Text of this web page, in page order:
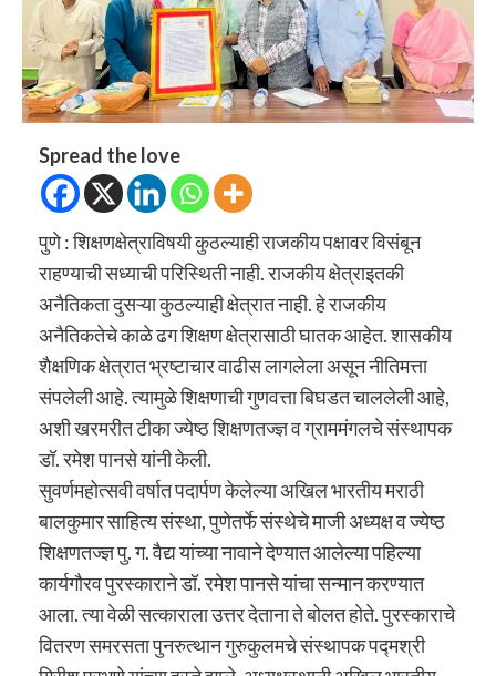
Spread the love
पुणे : शिक्षणक्षेत्राविषयी कुठल्याही राजकीय पक्षावर विसंबून
राहण्याची सध्याची परिस्थिती नाही. राजकीय क्षेत्राइतकी
अनैतिकता दुसऱ्या कुठल्याही क्षेत्रात नाही. हे राजकीय
अनैतिकतेचे काळे ढग शिक्षण क्षेत्रासाठी घातक आहेत. शासकीय
शैक्षणिक क्षेत्रात भ्रष्टाचार वाढीस लागलेला असून नीतिमत्ता
संपलेली आहे. त्यामुळे शिक्षणाची गुणवत्ता बिघडत चाललेली आहे,
अशी खरमरीत टीका ज्येष्ठ शिक्षणतज्ज्ञ व ग्राममंगलचे संस्थापक
डॉ. रमेश पानसे यांनी केली.
सुवर्णमहोत्सवी वर्षात पदार्पण केलेल्या अखिल भारतीय मराठी
बालकुमार साहित्य संस्था, पुणेतर्फे संस्थेचे माजी अध्यक्ष व ज्येष्ठ
शिक्षणतज्ज्ञ पु. ग. वैद्य यांच्या नावाने देण्यात आलेल्या पहिल्या
कार्यगौरव पुरस्काराने डॉ. रमेश पानसे यांचा सन्मान करण्यात
आला. त्या वेळी सत्काराला उत्तर देताना ते बोलत होते. पुरस्काराचे
वितरण समरसता पुनरुत्थान गुरुकुलमचे संस्थापक पद्मश्री